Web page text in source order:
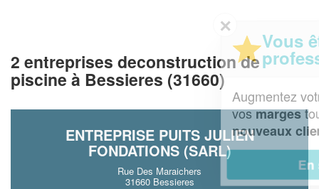
2 entreprises deconstruction de
piscine à Bessieres (31660)
ENTREPRISE PUITS JULIEN
FONDATIONS (SARL)
Rue Des Maraichers
31660 Bessieres
professionnel ?
Augmentez votre chiffre d'affaireset
vosmargestout en gagnant de
nouveaux clients!
En savoir plus